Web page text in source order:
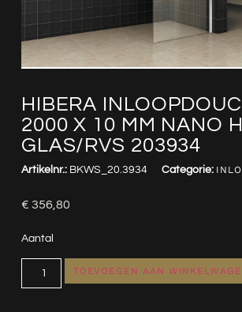
HIBERA
2000 X 10 MM NANO
GLAS/RVS 203934
Artikelnr.: BKWS_20.3934 Categorie:
€ 356,80
Aantal
TOEVOEGEN AAN